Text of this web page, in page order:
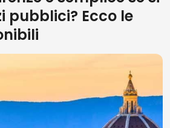
pubblici? Ecco le